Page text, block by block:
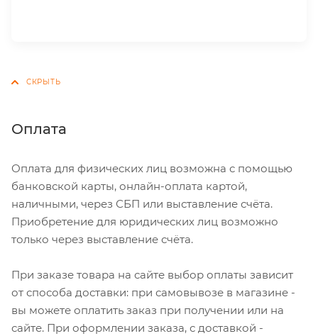
Оплата
Оплата для физических лиц возможна с помощью
банковской карты, онлайн-оплата картой,
наличными, через СБП или выставление счёта.
Приобретение для юридических лиц возможно
только через выставление счёта.
При заказе товара на сайте выбор оплаты зависит
от способа доставки: при самовывозе в магазине -
вы можете оплатить заказ при получении или на
сайте. При оформлении заказа, с доставкой -